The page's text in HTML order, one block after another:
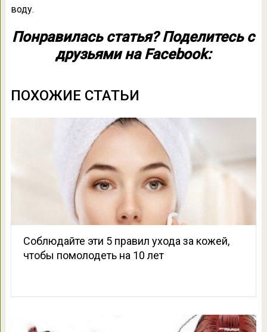
воду.
Понравилась статья? Поделитесь с
друзьями на Facebook:
ПОХОЖИЕ СТАТЬИ
Соблюдайте эти 5 правил ухода за кожей,
чтобы помолодеть на 10 лет